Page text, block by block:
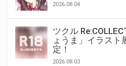
2026.08.04
ツクル
ょうま」イラスト
定！
2026.08.03